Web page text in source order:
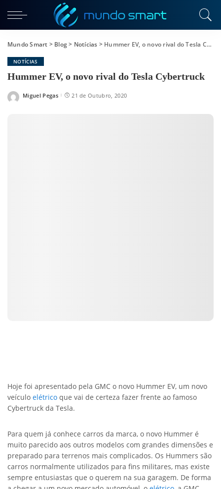
Mundo Smart > Blog> Notícias > Hummer EV, o novo rival do Tesla Cybertruck
NOTÍCIAS
Hummer EV, o novo rival do Tesla Cybertruck
Posted
Miguel Pegas 21 de Outubro, 2020
Hoje foi apresentado pela GMC o novo Hummer EV, um novo
veículo elétrico que vai de certeza fazer frente ao famoso
Cybertruck da Tesla.
Para quem já conhece carros da marca, o novo Hummer é
muito parecido aos outros modelos com grandes dimensões e
preparado para terrenos mais complicados. Os Hummers são
carros normalmente utilizados para fins militares, mas existe
sempre entusiastas que o querem na sua garagem. De forma